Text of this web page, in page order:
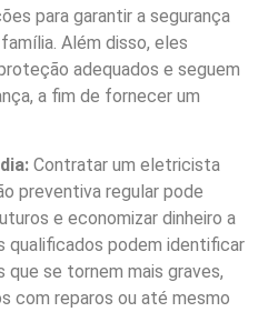
para garantir a segurança
Além disso, eles
adequados e seguem
a fim de fornecer um
Contratar um eletricista
preventiva regular pode
e economizar dinheiro a
qualificados podem identificar
se tornem mais graves,
com reparos ou até mesmo